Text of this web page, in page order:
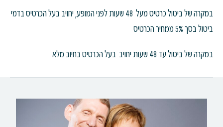
במקרה של ביטול כרטיס מעל 48 שעות לפני המופע, יחויב בעל הכרטיס בדמי
ביטול בסך 5% ממחיר הכרטיס
במקרה של ביטול עד 48 שעות יחויב בעל הכרטיס בחיוב מלא